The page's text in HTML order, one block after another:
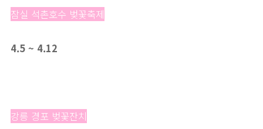
잠실 석촌호수 벚꽃축제
4.5 ~ 4.12
강릉 경포 벚꽃잔치